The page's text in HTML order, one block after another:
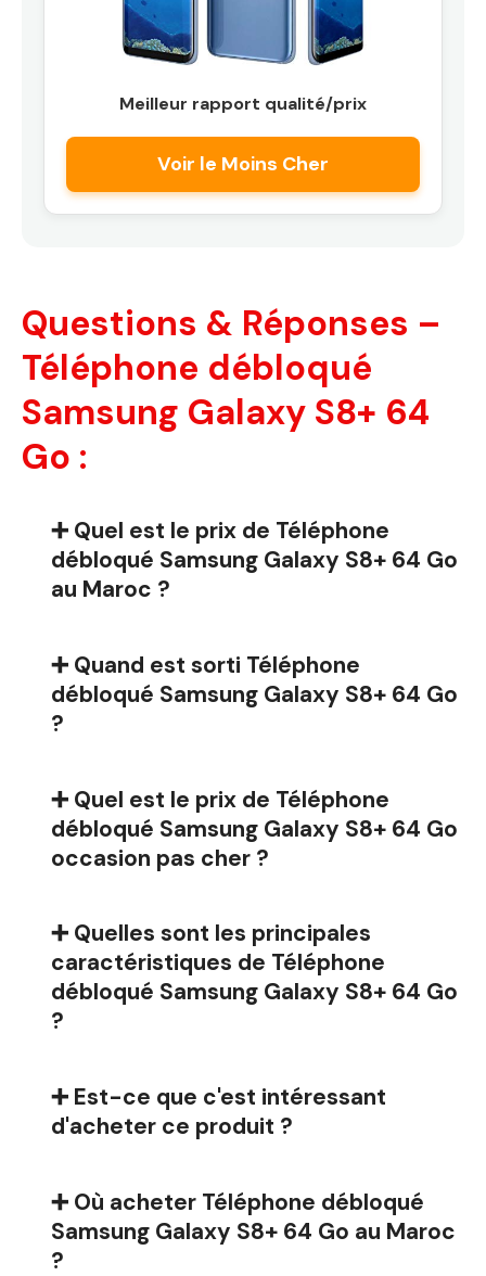
Meilleur rapport qualité/prix
Voir le Moins Cher
Questions & Réponses –
Téléphone débloqué
Samsung Galaxy S8+ 64
Go :
➕ Quel est le prix de Téléphone
débloqué Samsung Galaxy S8+ 64 Go
au Maroc ?
➕ Quand est sorti Téléphone
débloqué Samsung Galaxy S8+ 64 Go
?
➕ Quel est le prix de Téléphone
débloqué Samsung Galaxy S8+ 64 Go
occasion pas cher ?
➕ Quelles sont les principales
caractéristiques de Téléphone
débloqué Samsung Galaxy S8+ 64 Go
?
➕ Est-ce que c'est intéressant
d'acheter ce produit ?
➕ Où acheter Téléphone débloqué
Samsung Galaxy S8+ 64 Go au Maroc
?